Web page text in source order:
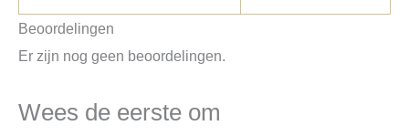
Beoordelingen
Er zijn nog geen beoordelingen.
Wees de eerste om